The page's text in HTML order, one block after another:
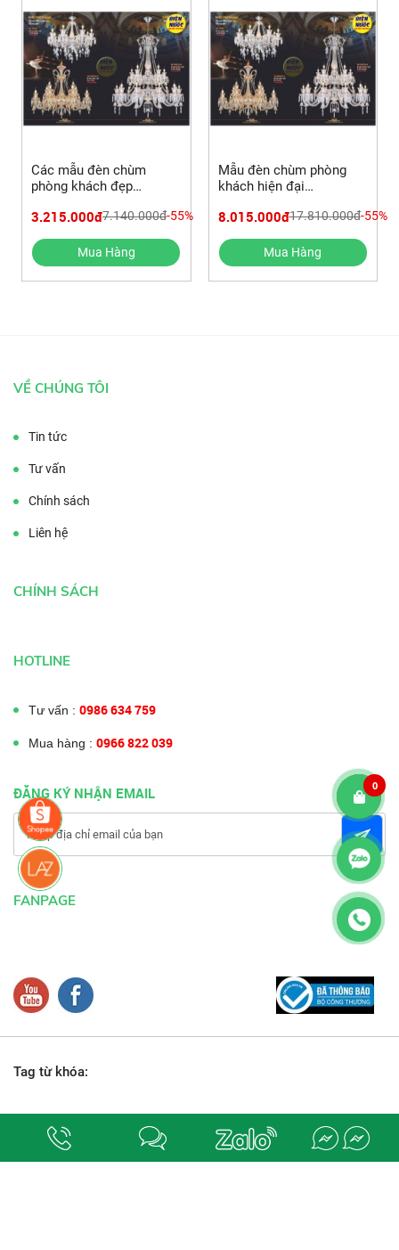
Các mẫu đèn chùm
phòng khách đẹp
3.215.000đ7.140.000đ-55%
Mua Hàng
Mẫu đèn chùm phòng
khách hiện đại
8.015.000đ17.810.000đ-55%
Mua Hàng
VỀ CHÚNG TÔI
Tin tức
Tư vấn
Chính sách
Liên hệ
CHÍNH SÁCH
HOTLINE
Tư vấn : 0986 634 759
Mua hàng : 0966 822 039
ĐĂNG KÝ NHẬN EMAIL
FANPAGE
Tag từ khóa:
Địa chỉ:số 78-80, đường M1 (số 18), phường Bình Hưng Hòa, quận Bình Tân,
0